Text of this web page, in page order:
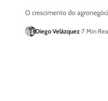
O crescimento do
Diego Velázquez 7 Min